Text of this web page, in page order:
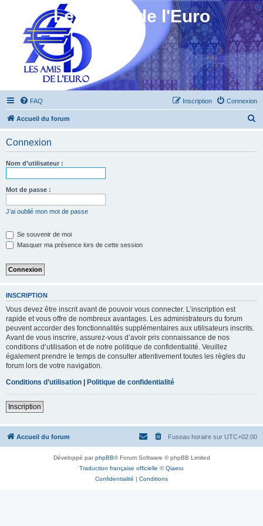
Les Amis de l'Euro
FAQ Connexion
Inscription
Accueil du forum
Connexion
Nom d’utilisateur :
Mot de passe :
J’ai oublié mon mot de passe
Se souvenir de moi
Masquer ma présence lors de cette session
INSCRIPTION
Vous devez être inscrit avant de pouvoir vous connecter. L’inscription est
rapide et vous offre de nombreux avantages. Les administrateurs du forum
peuvent accorder des fonctionnalités supplémentaires aux utilisateurs inscrits.
Avant de vous inscrire, assurez-vous d’avoir pris connaissance de nos
conditions d’utilisation et de notre politique de confidentialité. Veuillez
également prendre le temps de consulter attentivement toutes les règles du
forum lors de votre navigation.
Conditions d’utilisation | Politique de confidentialité
Inscription
Accueil du forum Fuseau horaire sur UTC+02:00
Développé parphpBB® Forum Software © phpBB Limited
Traduction française officielle ©Qiaeru
Confidentialité | Conditions